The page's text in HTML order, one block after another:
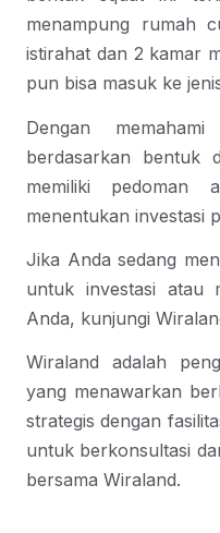
menampung rumah
istirahat dan 2 kamar
pun bisa masuk ke
Dengan memahami
berdasarkan bentuk
memiliki pedoman
menentukan investasi
Jika Anda sedang
untuk investasi atau
Anda, kunjungi
Wiraland adalah
yang menawarkan
strategis dengan
untuk berkonsultasi
bersama Wiraland.